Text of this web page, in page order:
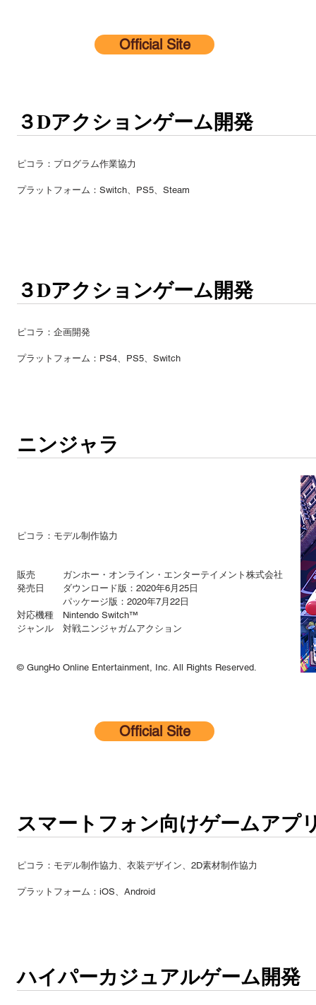
Official Site
３Dアクションゲーム開発
ピコラ：プログラム作業協力
​プラットフォーム：Switch、PS5、Steam
３Dアクションゲーム開発
ピコラ：企画開発
​プラットフォーム：PS4、PS5、Switch
ニンジャラ
ピコラ：モデル制作協力
販売 ガンホー・オンライン・エンターテイメント株式会社
発売日 ダウンロード版：2020年6月25日
パッケージ版：2020年7月22日
対応機種 Nintendo Switch™
​ジャンル 対戦ニンジャガムアクション
© GungHo Online Entertainment, Inc. All Rights Reserved.
Official Site
スマートフォン向けゲームアプ
ピコラ：モデル制作協力、衣装デザイン、2D素材制作協力
​プラットフォーム：iOS、Android
ハイパーカジュアルゲーム開発